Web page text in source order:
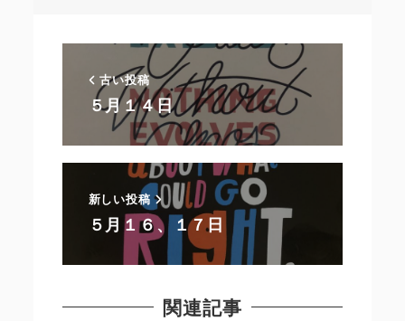
古い投稿
５月１４日
新しい投稿
５月１６、１７日
関連記事